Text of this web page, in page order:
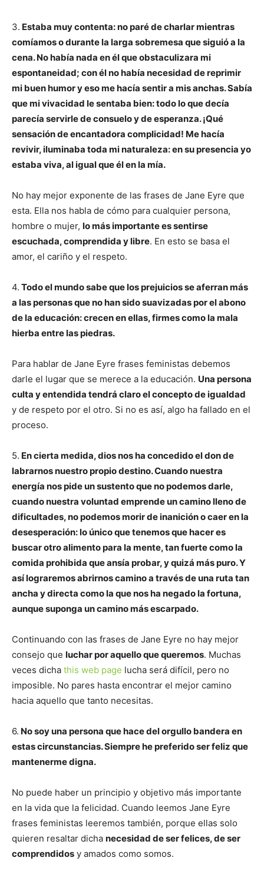
3. Estaba muy contenta: no paré de charlar mientras
comíamos o durante la larga sobremesa que siguió a la
cena. No había nada en él que obstaculizara mi
espontaneidad; con él no había necesidad de reprimir
mi buen humor y eso me hacía sentir a mis anchas. Sabía
que mi vivacidad le sentaba bien: todo lo que decía
parecía servirle de consuelo y de esperanza. ¡Qué
sensación de encantadora complicidad! Me hacía
revivir, iluminaba toda mi naturaleza: en su presencia yo
estaba viva, al igual que él en la mía.
No hay mejor exponente de las frases de Jane Eyre que
esta. Ella nos habla de cómo para cualquier persona,
hombre o mujer, lo más importante es sentirse
escuchada, comprendida y libre. En esto se basa el
amor, el cariño y el respeto.
4. Todo el mundo sabe que los prejuicios se aferran más
a las personas que no han sido suavizadas por el abono
de la educación: crecen en ellas, firmes como la mala
hierba entre las piedras.
Para hablar de Jane Eyre frases feministas debemos
darle el lugar que se merece a la educación. Una persona
culta y entendida tendrá claro el concepto de igualdad
y de respeto por el otro. Si no es así, algo ha fallado en el
proceso.
5. En cierta medida, dios nos ha concedido el don de
labrarnos nuestro propio destino. Cuando nuestra
energía nos pide un sustento que no podemos darle,
cuando nuestra voluntad emprende un camino lleno de
dificultades, no podemos morir de inanición o caer en la
desesperación: lo único que tenemos que hacer es
buscar otro alimento para la mente, tan fuerte como la
comida prohibida que ansía probar, y quizá más puro. Y
así lograremos abrirnos camino a través de una ruta tan
ancha y directa como la que nos ha negado la fortuna,
aunque suponga un camino más escarpado.
Continuando con las frases de Jane Eyre no hay mejor
consejo que luchar por aquello que queremos. Muchas
veces dicha this web page lucha será difícil, pero no
imposible. No pares hasta encontrar el mejor camino
hacia aquello que tanto necesitas.
6. No soy una persona que hace del orgullo bandera en
estas circunstancias. Siempre he preferido ser feliz que
mantenerme digna.
No puede haber un principio y objetivo más importante
en la vida que la felicidad. Cuando leemos Jane Eyre
frases feministas leeremos también, porque ellas solo
quieren resaltar dicha necesidad de ser felices, de ser
comprendidos y amados como somos.